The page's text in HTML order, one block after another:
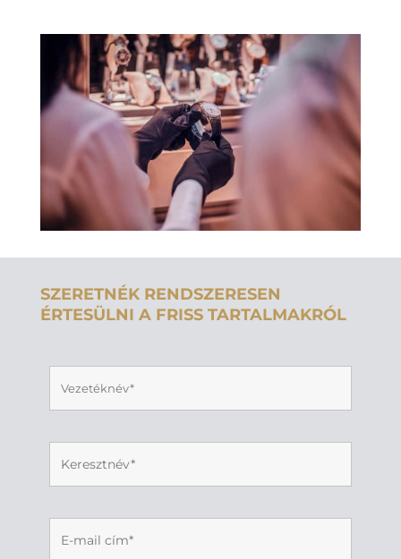
SZERETNÉK RENDSZERESEN
ÉRTESÜLNI A FRISS TARTALMAKRÓL